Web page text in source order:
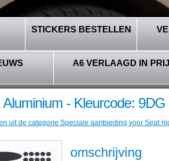
STICKERS BESTELLEN
A6 VERLAAGD IN
- Kleurcode: 9DG
uit de categorie Speciale aanbieding voor Seat
omschrijving